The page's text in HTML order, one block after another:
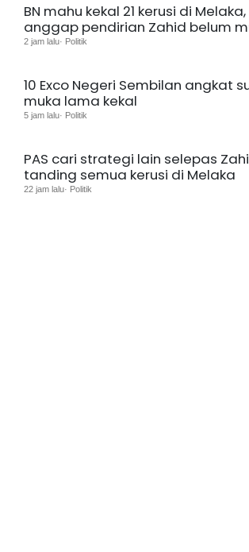
BN mahu kekal 21 kerusi di
anggap pendirian Zahid belum
2 jam lalu· Politik
10 Exco Negeri Sembilan angkat
muka lama kekal
5 jam lalu· Politik
PAS cari strategi lain selepas
tanding semua kerusi di Melaka
22 jam lalu· Politik